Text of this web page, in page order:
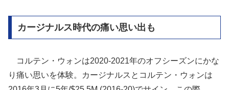
カージナルス時代の痛い思い出も
コルテン・ウォンは2020-2021年のオフシーズンにかな
り痛い思いを体験。カージナルスとコルテン・ウォンは